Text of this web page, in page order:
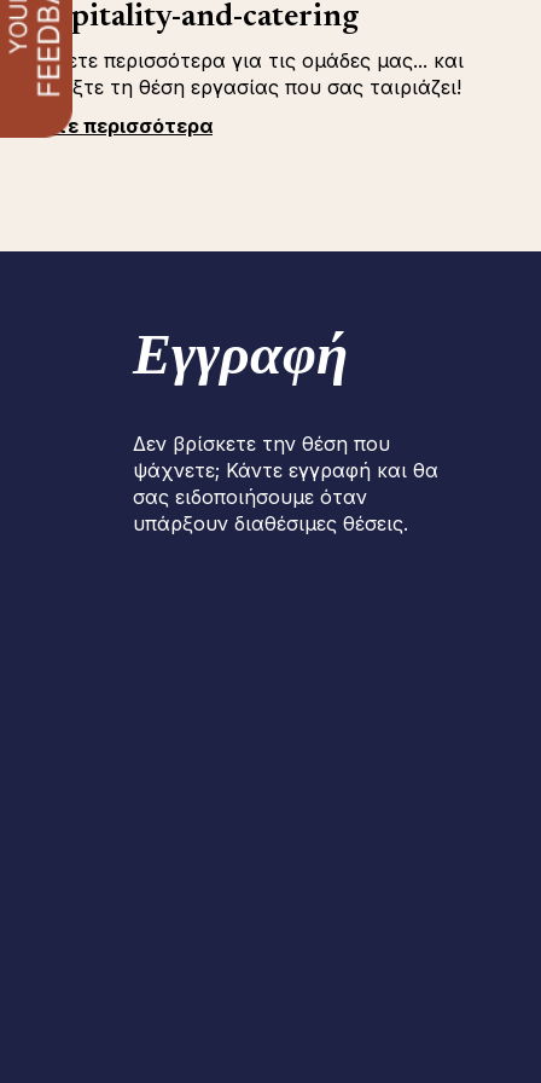
hospitality-and-catering
Μάθετε περισσότερα για τις ομάδες μας... και
επιλέξτε τη θέση εργασίας που σας ταιριάζει!
Δείτε περισσότερα
Εγγραφή
Δεν βρίσκετε την θέση που
ψάχνετε; Κάντε εγγραφή και θα
σας ειδοποιήσουμε όταν
υπάρξουν διαθέσιμες θέσεις.